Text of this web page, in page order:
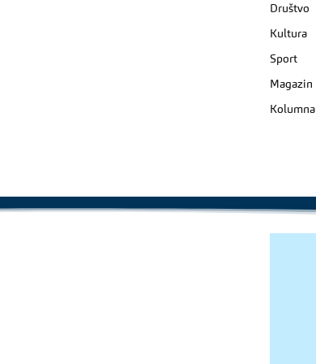
Društvo
Kultura
Sport
Magazin
Kolumna